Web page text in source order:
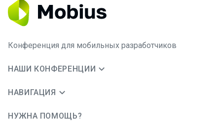
Конференция для мобильных разработчиков
НАШИ КОНФЕРЕНЦИИ
НАВИГАЦИЯ
НУЖНА ПОМОЩЬ?